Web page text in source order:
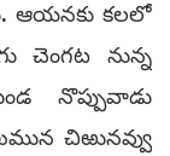
ఆయనకు కలలో
చెంగట నున్న
నొప్పువాడు
చిఱునవ్వు